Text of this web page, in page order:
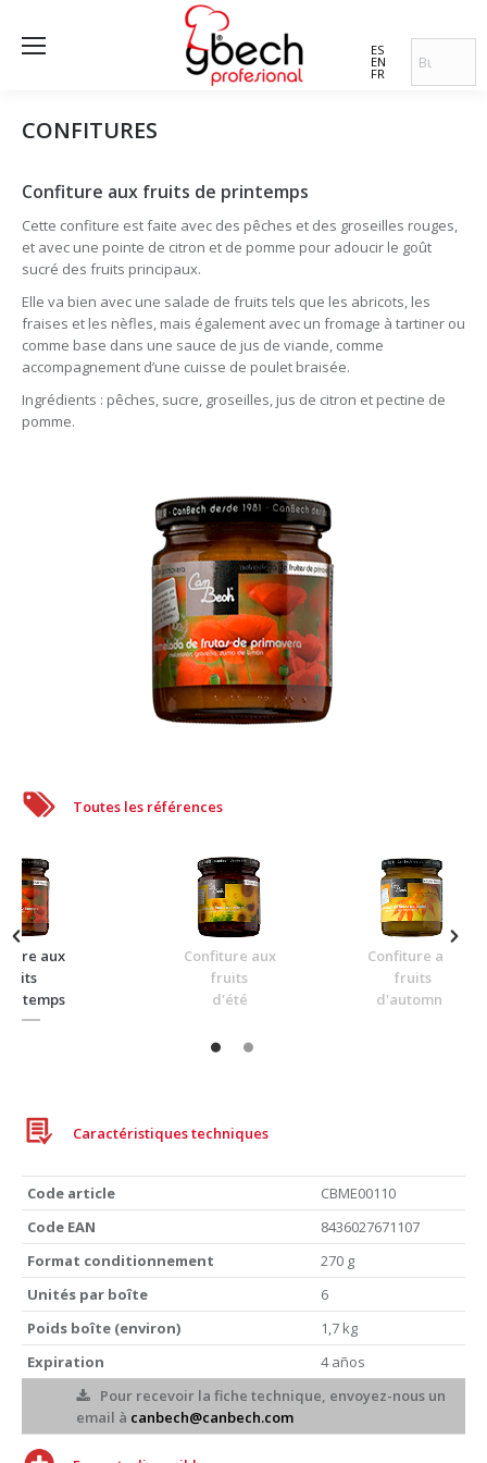
ES
EN
FR
CONFITURES
Confiture aux fruits de printemps
Cette confiture est faite avec des pêches et des groseilles rouges,
et avec une pointe de citron et de pomme pour adoucir le goût
sucré des fruits principaux.
Elle va bien avec une salade de fruits tels que les abricots, les
fraises et les nèfles, mais également avec un fromage à tartiner ou
comme base dans une sauce de jus de viande, comme
accompagnement d’une cuisse de poulet braisée.
Ingrédients : pêches, sucre, groseilles, jus de citron et pectine de
pomme.
Toutes les références
aux
fruits
Confiture aux
fruits
d'été
Confiture aux
fruits
d'automne
Caractéristiques techniques
Code article
CBME00110
Code EAN
8436027671107
Format conditionnement
270 g
Unités par boîte
6
Poids boîte (environ)
1,7 kg
Expiration
4 años
Pour recevoir la fiche technique, envoyez-nous un
email à canbech@canbech.com